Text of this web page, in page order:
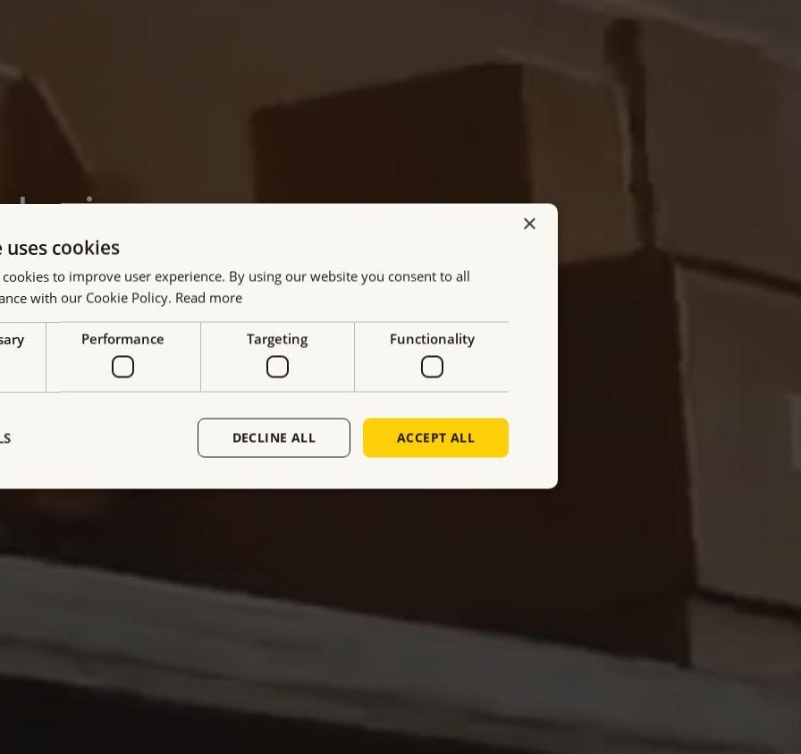
e innovador de sistemas
la industria. Gracias a su
y la satisfacción del
para seguir satisfaciendo
industrial en toda Europa.
×
cookies
to improve user experience. By using our website you consent to all
with our Cookie Policy. Read more
Performance Targeting Functionality
ACCEPT ALL
DECLINE ALL